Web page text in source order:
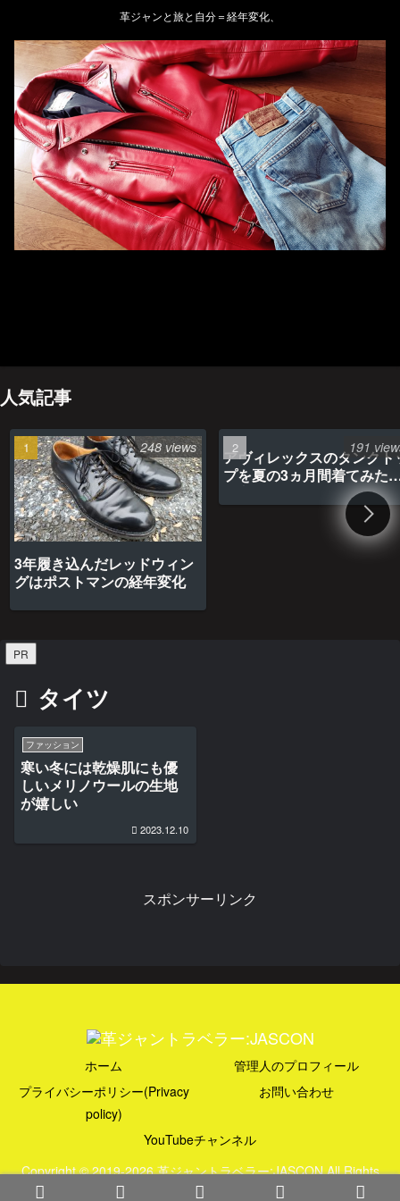
革ジャンと旅と自分＝経年変化、
人気記事
3年履き込んだレッドウィン
グはポストマンの経年変化
248 views
アヴィレックスのタンクト
プを夏の3ヵ月間着てみた
191
PR
タイツ
ファッション
寒い冬には乾燥肌にも優
しいメリノウールの生地
が嬉しい
2023.12.10
スポンサーリンク
ホーム
管理人のプロフィール
プライバシーポリシー(Privacy
policy)
お問い合わせ
YouTubeチャンネル
Copyright © 2019-2026 革ジャントラベラー:JASCON All Rights
Reserved.